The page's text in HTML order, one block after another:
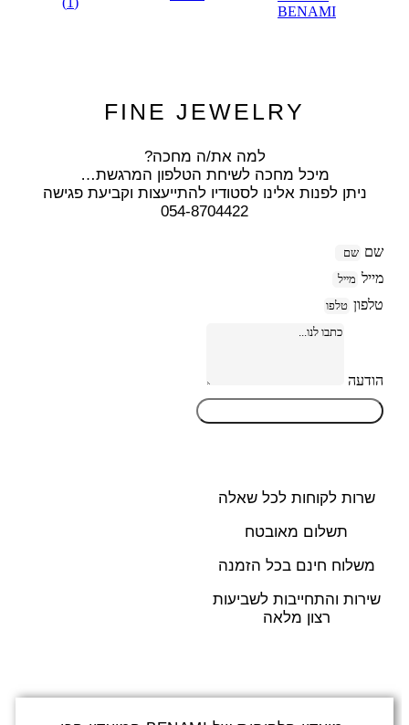
FINE JEWELRY
למה את/ה מחכה?
מיכל מחכה לשיחת הטלפון המרגשת…
ניתן לפנות אלינו לסטודיו להתייעצות וקביעת פגישה
054-8704422
שם
מייל
טלפון
הודעה
חזרו אלי עם כל הפרטים
שרות לקוחות לכל שאלה
תשלום מאובטח
משלוח חינם בכל הזמנה
שירות והתחייבות לשביעות
רצון מלאה